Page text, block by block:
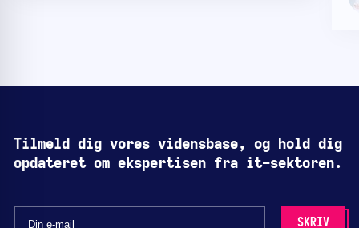
Tilmeld dig vores vidensbase, og hold dig
opdateret om ekspertisen fra it-sektoren.